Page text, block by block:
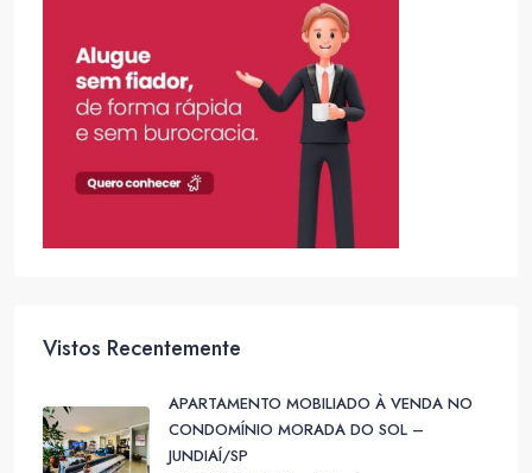
Vistos Recentemente
APARTAMENTO MOBILIADO À VENDA NO
CONDOMÍNIO MORADA DO SOL –
JUNDIAÍ/SP